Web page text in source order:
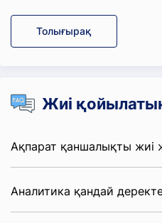
Толығырақ
Жиі
Ақпарат қаншалықты жиі
Аналитика қандай